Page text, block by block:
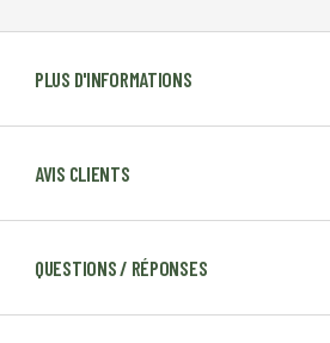
PLUS D'INFORMATIONS
AVIS CLIENTS
QUESTIONS / RÉPONSES